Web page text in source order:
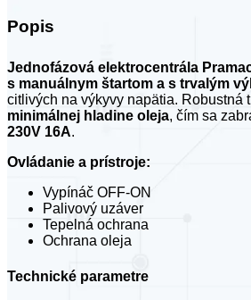
Popis
Jednofázová elektrocentrála
s manuálnym štartom a s trvalým
citlivých na výkyvy napätia.
minimálnej hladine oleja, čím sa
230V 16A.
Ovládanie a prístroje:
Vypínáč OFF-ON
Palivový uzáver
Tepelná ochrana
Ochrana oleja
Technické parametre